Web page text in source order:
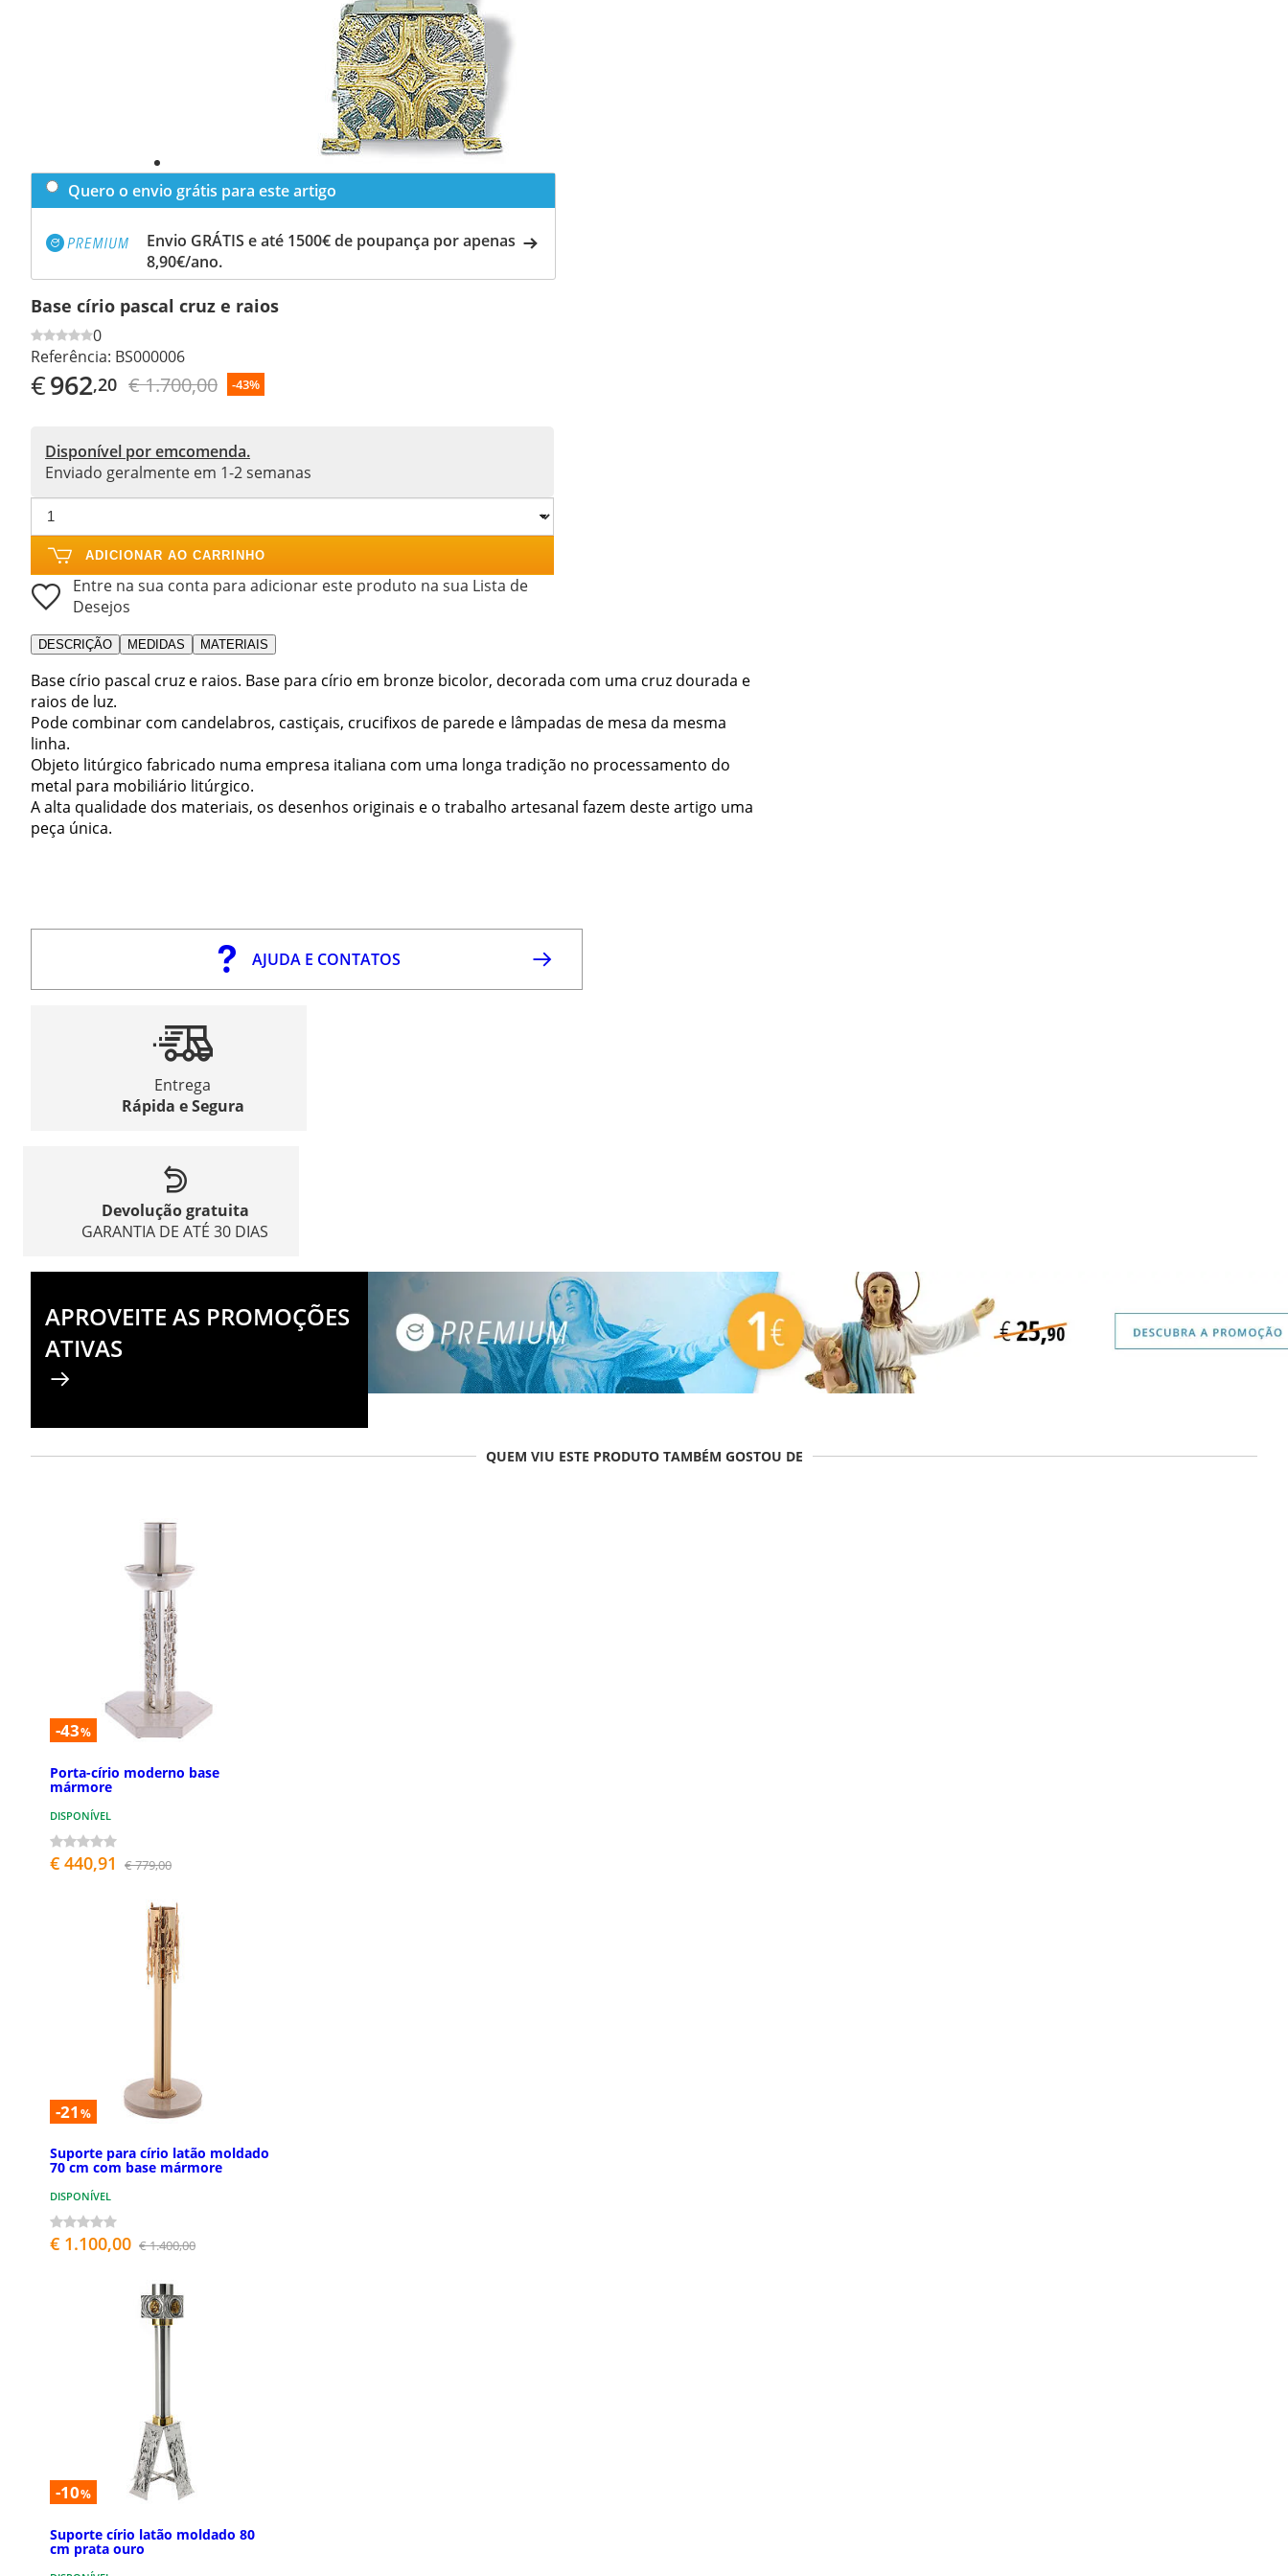
Quero o envio grátis para este artigo
Envio GRÁTIS e até 1500€ de poupança por apenas
8,90€/ano.
Base círio pascal cruz e raios
0
Referência: BS000006
€962,20 € 1.700,00 -43%
Disponível por emcomenda.
Enviado geralmente em 1-2 semanas
ADICIONAR AO CARRINHO
Entre na sua conta para adicionar este produto na sua Lista de
Desejos
DESCRIÇÃO MEDIDAS MATERIAIS
Base círio pascal cruz e raios. Base para círio em bronze bicolor, decorada com uma cruz dourada e
raios de luz.
Pode combinar com candelabros, castiçais, crucifixos de parede e lâmpadas de mesa da mesma
linha.
Objeto litúrgico fabricado numa empresa italiana com uma longa tradição no processamento do
metal para mobiliário litúrgico.
A alta qualidade dos materiais, os desenhos originais e o trabalho artesanal fazem deste artigo uma
peça única.
AJUDA E CONTATOS
Entrega
Rápida e Segura
Devolução gratuita
GARANTIA DE ATÉ 30 DIAS
APROVEITE AS PROMOÇÕES
ATIVAS
QUEM VIU ESTE PRODUTO TAMBÉM GOSTOU DE
-43%
Porta-círio moderno base
mármore
DISPONÍVEL
€ 440,91 € 779,00
-21 %
Suporte para círio latão moldado
70 cm com base mármore
DISPONÍVEL
€ 1.100,00 € 1.400,00
-10%
Suporte círio latão moldado 80
cm prata ouro